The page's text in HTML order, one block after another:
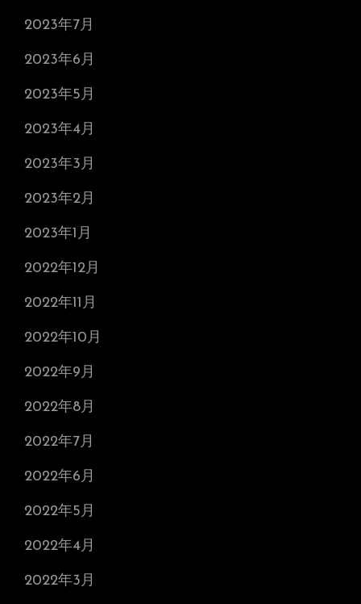
2023年7月
2023年6月
2023年5月
2023年4月
2023年3月
2023年2月
2023年1月
2022年12月
2022年11月
2022年10月
2022年9月
2022年8月
2022年7月
2022年6月
2022年5月
2022年4月
2022年3月